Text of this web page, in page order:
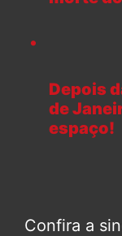
Depois
de
espaço!
Confira a